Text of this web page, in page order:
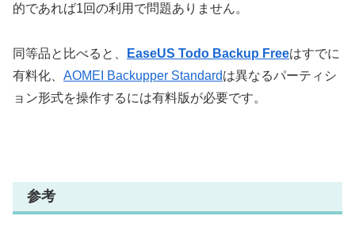
的であれば1回の利用で問題ありません。
同等品と比べると、 EaseUS Todo Backup Freeはすでに
有料化、 AOMEI Backupper Standardは異なるパーティシ
ョン形式を操作するには有料版が必要です。
参考